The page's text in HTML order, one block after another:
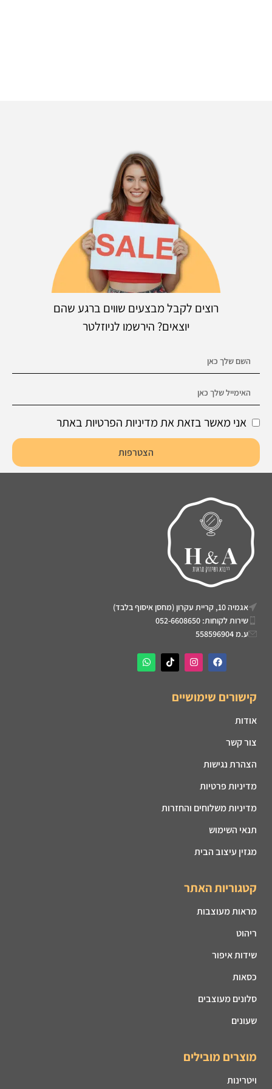
רוצים לקבל מבצעים שווים ברגע שהם
יוצאים? הירשמו לניוזלטר
אני מאשר בזאת את מדיניות הפרטיות באתר
הצטרפות
אגמיה 10, קריית עקרון (מחסן איסוף בלבד)
שירות לקוחות: 052-6608650
ע.מ 558596904
קישורים שימושיים
אודות
צור קשר
הצהרת נגישות
מדיניות פרטיות
מדיניות משלוחים והחזרות
תנאי השימוש
מגזין עיצוב הבית
קטגוריות האתר
מראות מעוצבות
ריהוט
שידות איפור
כסאות
סלונים מעוצבים
שעונים
מוצרים מובילים
ויטרינות